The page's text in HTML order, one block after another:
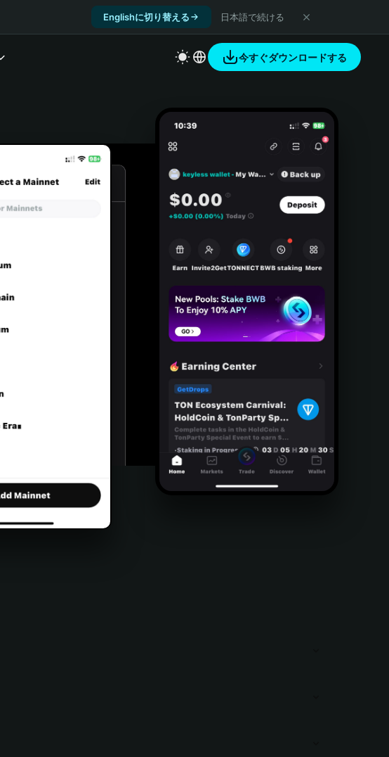
Englishに切り替える 日本語で続ける
今すぐダウンロードする